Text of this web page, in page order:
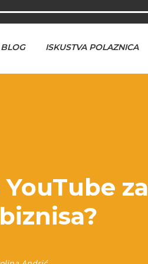
BLOG ISKUSTVA POLAZNICA
za